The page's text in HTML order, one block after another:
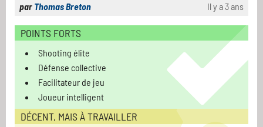
par Thomas Breton Il y a 3 ans
POINTS FORTS
Shooting élite
Défense collective
Facilitateur de jeu
Joueur intelligent
DÉCENT, MAIS À TRAVAILLER